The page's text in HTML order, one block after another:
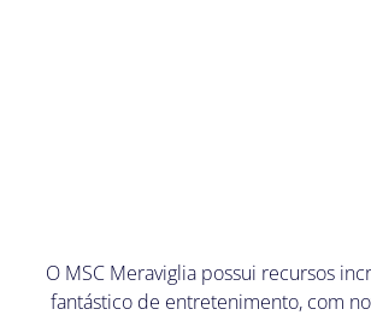
O MSC Meraviglia possui recursos
fantástico de entretenimento, com